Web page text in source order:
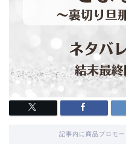
記事内に商品プロモ